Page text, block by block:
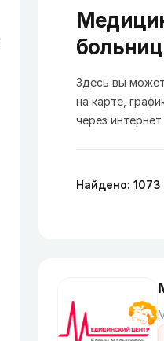
Здесь вы
на карте,
через интернет.
Найдено: 1073